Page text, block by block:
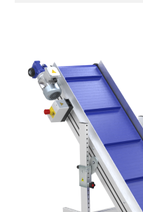
Sponde
profilato estruso
anodizzato
Supporti di
cannocchiali con
alluminio
in metallo
con/senza freno